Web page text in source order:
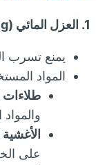
1. العزل المائي (Waterproofing)
يمنع تسرب
المواد
طلاءات
والمواد
الأغشية
على